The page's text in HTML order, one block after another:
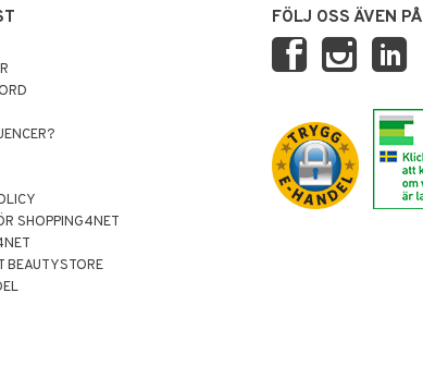
SHOPPING4NET
BEAUTYSTORE
FÖLJ OSS ÄVEN PÅ